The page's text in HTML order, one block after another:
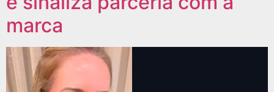
marca